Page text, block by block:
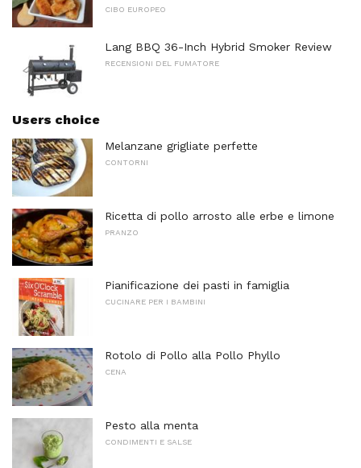
CIBO EUROPEO
Lang BBQ 36-Inch Hybrid Smoker Review
RECENSIONI DEL FUMATORE
Users choice
Melanzane grigliate perfette
CONTORNI
Ricetta di pollo arrosto alle erbe e limone
PRANZO
Pianificazione dei pasti in famiglia
CUCINARE PER I BAMBINI
Rotolo di Pollo alla Pollo Phyllo
CENA
Pesto alla menta
CONDIMENTI E SALSE